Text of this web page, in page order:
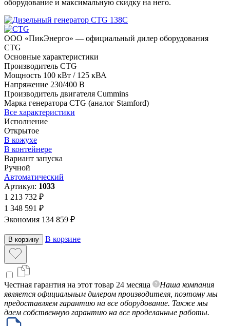
оборудование и максимальную скидку на него.
ООО «ПикЭнерго» — официальный дилер оборудования
CTG
Основные характеристики
Производитель CTG
Мощность 100 кВт / 125 кВА
Напряжение 230/400 В
Производитель двигателя Cummins
Марка генератора CTG (аналог Stamford)
Все характеристики
Исполнение
Открытое
В кожухе
В контейнере
Вариант запуска
Ручной
Автоматический
Артикул: 1033
1 213 732 ₽
1 348 591 ₽
Экономия 134 859 ₽
В корзину В корзине
Честная гарантия на этот товар 24 месяца
Наша компания
является официальным дилером производителя, поэтому мы
предоставляем гарантию на все оборудование. Также мы
даем собственную гарантию на все проделанные работы.